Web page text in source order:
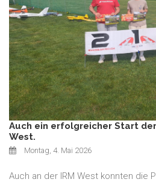
Auch ein erfolgreicher Start
West.
Montag, 4. Mai 2026
Auch an der IRM West konnten die